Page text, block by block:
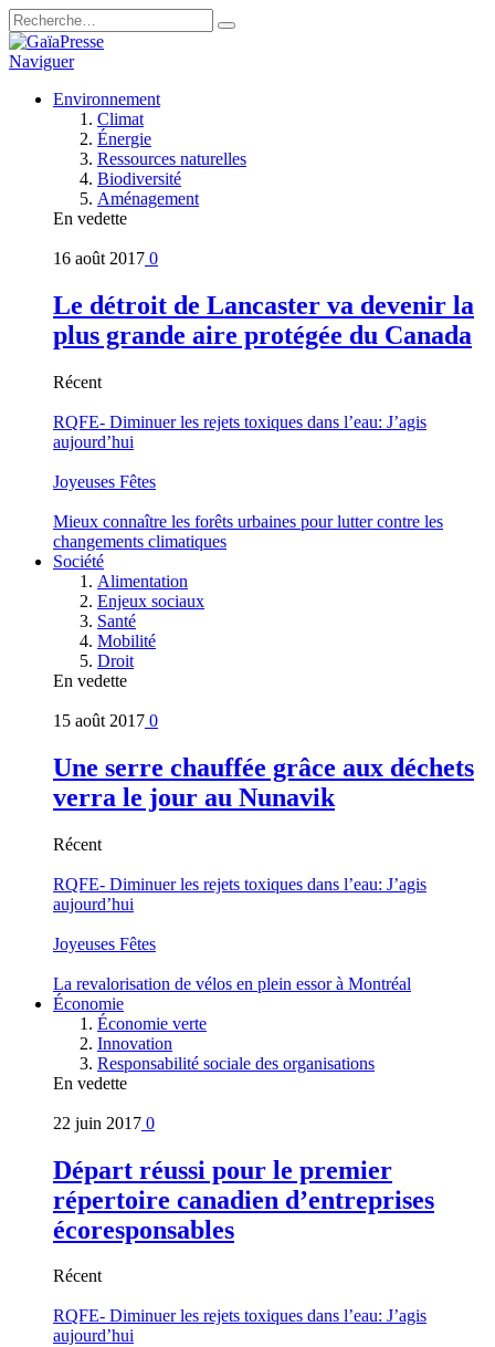
Naviguer
Environnement
Climat
Énergie
Ressources naturelles
Biodiversité
Aménagement
En vedette
16 août 2017 0
Le détroit de Lancaster va devenir la
plus grande aire protégée du Canada
Récent
RQFE- Diminuer les rejets toxiques dans l’eau: J’agis
aujourd’hui
Joyeuses Fêtes
Mieux connaître les forêts urbaines pour lutter contre les
changements climatiques
Société
Alimentation
Enjeux sociaux
Santé
Mobilité
Droit
En vedette
15 août 2017 0
Une serre chauffée grâce aux déchets
verra le jour au Nunavik
Récent
RQFE- Diminuer les rejets toxiques dans l’eau: J’agis
aujourd’hui
Joyeuses Fêtes
La revalorisation de vélos en plein essor à Montréal
Économie
Économie verte
Innovation
Responsabilité sociale des organisations
En vedette
22 juin 2017 0
Départ réussi pour le premier
répertoire canadien d’entreprises
écoresponsables
Récent
RQFE- Diminuer les rejets toxiques dans l’eau: J’agis
aujourd’hui